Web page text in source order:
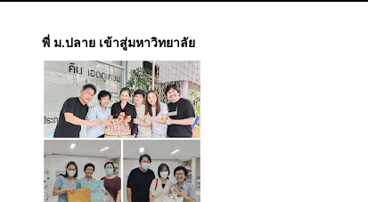
พี่ ม.ปลาย เข้าสู่มหาวิทยาลัย